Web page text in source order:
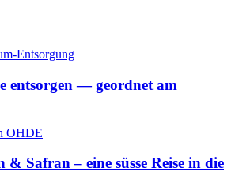
entsorgen — geordnet am
& Safran – eine süsse Reise in die